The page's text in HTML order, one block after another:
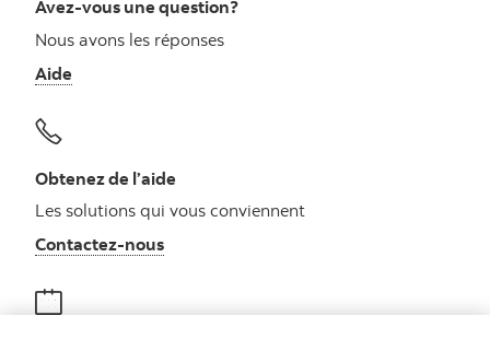
Avez-vous une question?
Nous avons les réponses
Aide
Obtenez de l’aide
Les solutions qui vous conviennent
Contactez-nousAutres numéros, contactez-nous par